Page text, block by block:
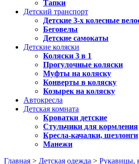
Тапки
Детский транспорт
Детские 3-х колесные
Беговелы
Детские самокаты
Детские коляски
Коляски 3 в 1
Прогулочные коляски
Муфты на коляску
Конверты в коляску
Козырек на коляску
Автокресла
Детская комната
Кроватки детские
Стульчики для кормления
Кресла-качалки, шезлонги
Манежи
Главная > Детская одежда > Рукавицы,